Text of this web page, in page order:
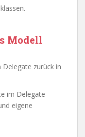
Modell
Delegate zurück in
im Delegate
eigene